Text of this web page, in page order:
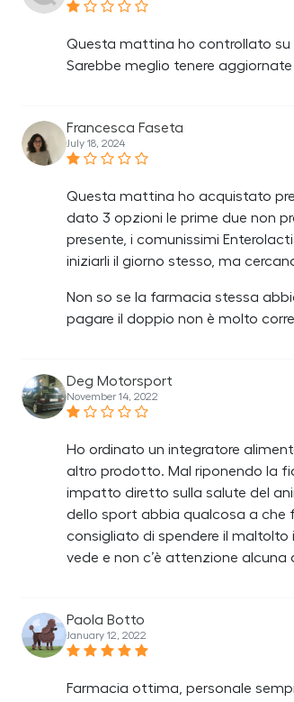
Questa mattina ho controllato su
Sarebbe meglio tenere
Francesca Faseta
July 18, 2024
Questa mattina ho acquistato
dato 3 opzioni le prime due non
presente, i comunissimi
iniziarli il giorno stesso, ma
Non so se la farmacia stessa
pagare il doppio non è molto
Deg Motorsport
November 14, 2022
Ho ordinato un integratore
altro prodotto. Mal riponendo la
impatto diretto sulla salute del
dello sport abbia qualcosa a che
consigliato di spendere il
vede e non c’è attenzione alcuna
Paola Botto
January 12, 2022
Farmacia ottima, personale